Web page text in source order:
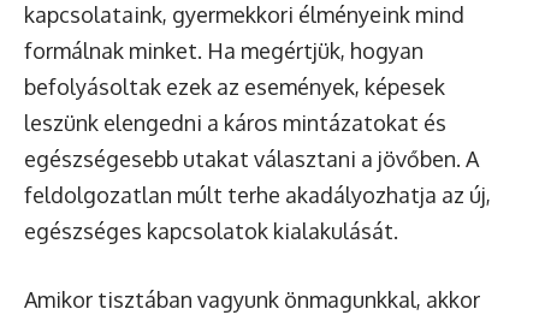
kapcsolataink, gyermekkori élményeink mind
formálnak minket. Ha megértjük, hogyan
befolyásoltak ezek az események, képesek
leszünk elengedni a káros mintázatokat és
egészségesebb utakat választani a jövőben. A
feldolgozatlan múlt terhe akadályozhatja az új,
egészséges kapcsolatok kialakulását.
Amikor tisztában vagyunk önmagunkkal, akkor